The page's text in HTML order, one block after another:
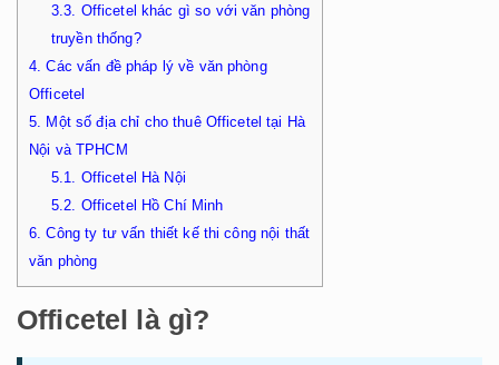
3.3. Officetel khác gì so với văn phòng
truyền thống?
4. Các vấn đề pháp lý về văn phòng
Officetel
5.
Một số địa chỉ cho thuê Officetel tại Hà
Nội và TPHCM
5.1.
Officetel Hà Nội
5.2. Officetel Hồ Chí Minh
6. Công ty tư vấn thiết kế thi công nội thất
văn phòng
Officetel là gì?